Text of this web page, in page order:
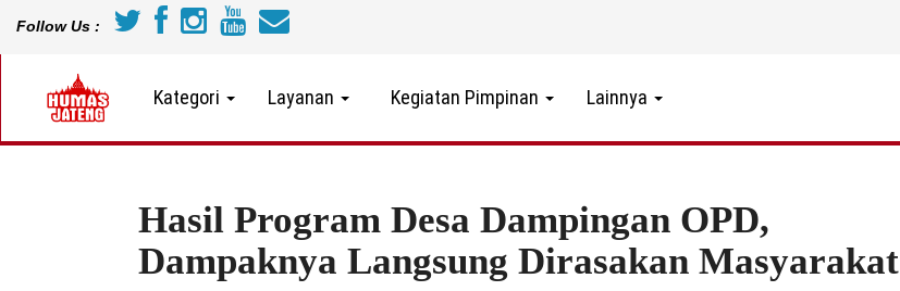
Follow Us :
Kategori Layanan Kegiatan Pimpinan Lainnya
Hasil Program Desa Dampingan OPD,
Dampaknya Langsung Dirasakan Masyarakat